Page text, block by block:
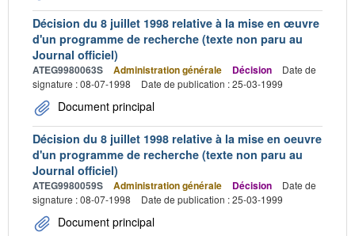
Décision du 8 juillet 1998 relative à la mise en œuvre
d'un programme de recherche (texte non paru au
Journal officiel)
ATEG9980063S Administration générale Décision
Date de
signature : 08-07-1998
Date de publication : 25-03-1999
Document principal
Décision du 8 juillet 1998 relative à la mise en oeuvre
d'un programme de recherche (texte non paru au
Journal officiel)
ATEG9980059S Administration générale Décision
Date de
signature : 08-07-1998
Date de publication : 25-03-1999
Document principal